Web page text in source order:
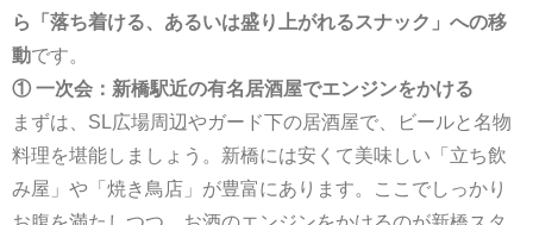
ら「落ち着ける、あるいは盛り上がれるスナック」への移
動です。
① 一次会：新橋駅近の有名居酒屋でエンジンをかける
まずは、SL広場周辺やガード下の居酒屋で、ビールと名物
料理を堪能しましょう。新橋には安くて美味しい「立ち飲
み屋」や「焼き鳥店」が豊富にあります。ここでしっかり